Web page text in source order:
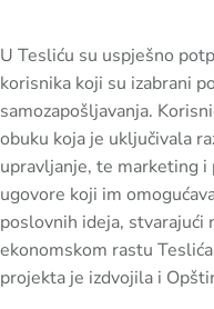
U Tesliću su uspješno
korisnika koji su izabrani
samozapošljavanja.
obuku koja je uključivala
upravljanje, te marketing
ugovore koji im
poslovnih ideja, stvarajući
ekonomskom rastu
projekta je izdvojila i